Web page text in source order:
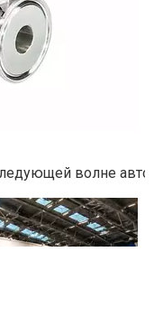
волне